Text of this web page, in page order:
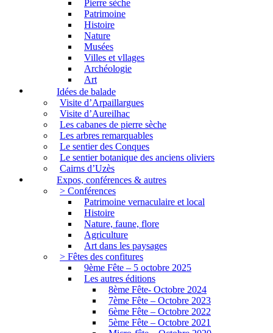
Pierre sèche
Patrimoine
Histoire
Nature
Musées
Villes et vllages
Archéologie
Art
Idées de balade
Visite d’Arpaillargues
Visite d’Aureilhac
Les cabanes de pierre sèche
Les arbres remarquables
Le sentier des Conques
Le sentier botanique des anciens oliviers
Cairns d’Uzès
Expos, conférences & autres
> Conférences
Patrimoine vernaculaire et local
Histoire
Nature, faune, flore
Agriculture
Art dans les paysages
> Fêtes des confitures
9ème Fête – 5 octobre 2025
Les autres éditions
8ème Fête- Octobre 2024
7ème Fête – Octobre 2023
6ème Fête – Octobre 2022
5ème Fête – Octobre 2021